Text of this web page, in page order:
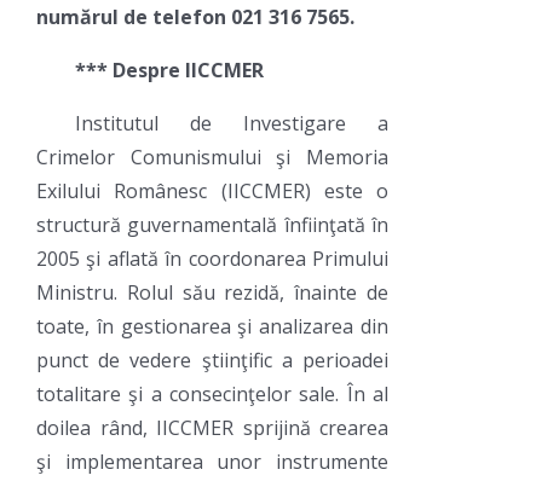
numărul de telefon 021 316 7565.
*** Despre IICCMER
Institutul de Investigare a
Crimelor Comunismului şi Memoria
Exilului Românesc (IICCMER) este o
structură guvernamentală înfiinţată în
2005 şi aflată în coordonarea Primului
Ministru. Rolul său rezidă, înainte de
toate, în gestionarea şi analizarea din
punct de vedere ştiinţific a perioadei
totalitare şi a consecinţelor sale. În al
doilea rând, IICCMER sprijină crearea
şi implementarea unor instrumente